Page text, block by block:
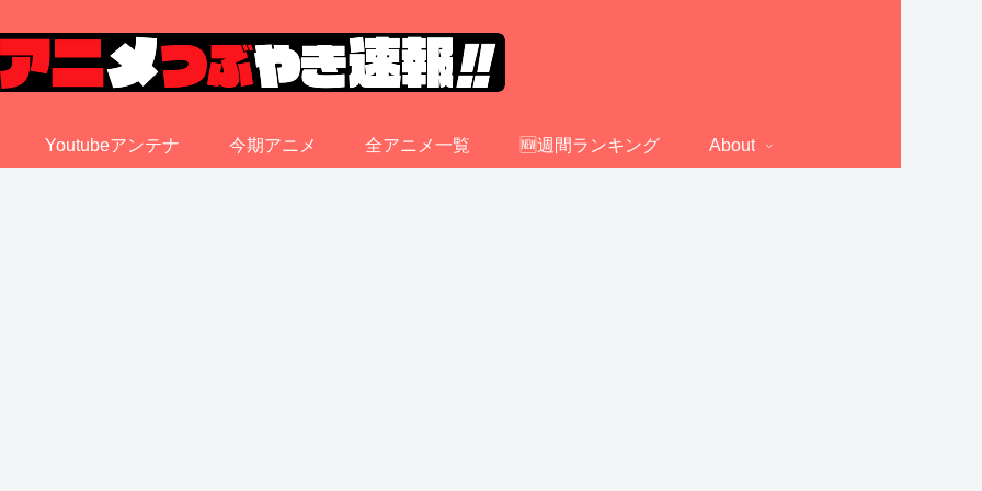
Youtubeアンテナ 今期アニメ 全アニメ一覧 🆕週間ランキング About